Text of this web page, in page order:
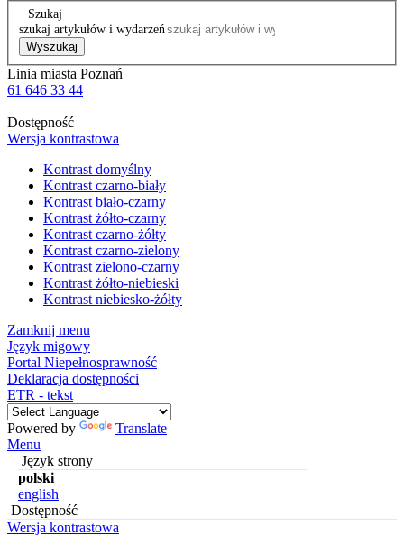
Szukaj
szukaj artykułów i wydarzeń
Wyszukaj
Linia miasta Poznań
61 646 33 44
Dostępność
Wersja kontrastowa
Kontrast domyślny
Kontrast czarno-biały
Kontrast biało-czarny
Kontrast żółto-czarny
Kontrast czarno-żółty
Kontrast czarno-zielony
Kontrast zielono-czarny
Kontrast żółto-niebieski
Kontrast niebiesko-żółty
Zamknij menu
Język migowy
Portal Niepełnosprawność
Deklaracja dostępności
ETR - tekst
Powered by
Translate
Menu
Język strony
polski
english
Dostępność
Wersja kontrastowa